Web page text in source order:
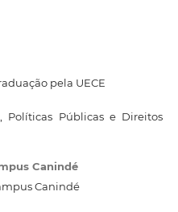
pela UECE
Políticas Públicas e Direitos
Canindé
Canindé